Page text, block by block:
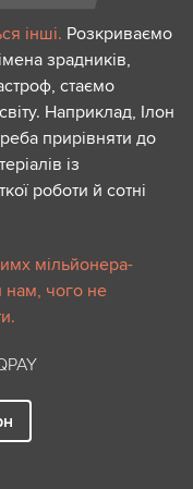
інші. Розкриваємо
зрадників,
стаємо
Наприклад, Ілон
прирівняти до
із
роботи й сотні
мільйонера-
нам, чого не